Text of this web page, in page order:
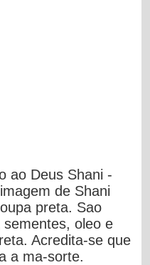
ao Deus Shani -
de Shani
preta. Sao
oleo e
Acredita-se que
a ma-sorte.